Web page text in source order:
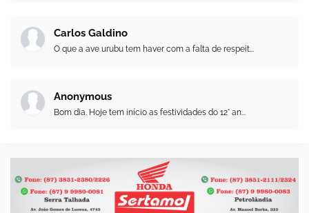
Carlos Galdino
O que a ave urubu tem haver com a falta de respeit...
Anonymous
Bom dia. Hoje tem início as festividades do 12° an...